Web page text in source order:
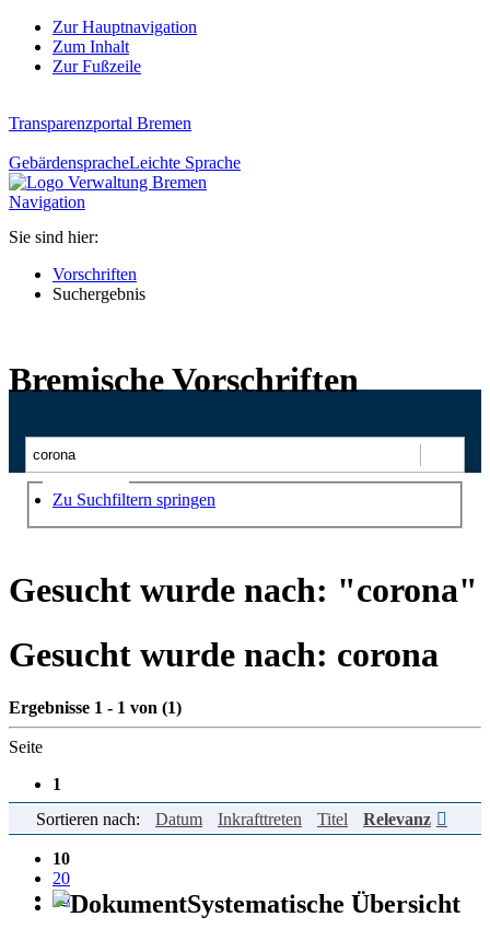
Zur Hauptnavigation
Zum Inhalt
Zur Fußzeile
Transparenzportal Bremen
GebärdenspracheLeichte Sprache
Navigation
Sie sind hier:
Vorschriften
Suchergebnis
Bremische Vorschriften
Suchen
Zu Suchfiltern springen
Gesucht wurde nach: "corona"
Gesucht wurde nach: corona
Ergebnisse 1 - 1 von (1)
Seite
1
Einträge pro Seite
10
20
50
Sortieren nach: Datum Inkrafttreten Titel Relevanz
Systematische Übersicht